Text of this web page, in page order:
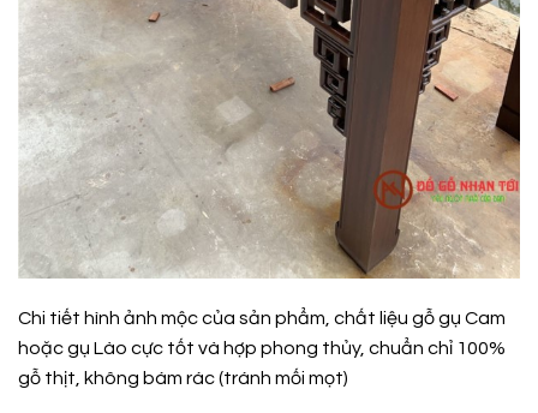
Chi tiết hình ảnh mộc của sản phẩm, chất liệu gỗ gụ Cam
hoặc gụ Lào cực tốt và hợp phong thủy, chuẩn chỉ 100%
gỗ thịt, không bám rác (tránh mối mọt)